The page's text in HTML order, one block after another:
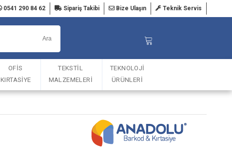
0541 290 84 62 Sipariş Takibi Bize Ulaşın Teknik Servis
OFİS
KIRTASİYE
TEKSTİL
MALZEMELERİ
TEKNOLOJİ
ÜRÜNLERİ